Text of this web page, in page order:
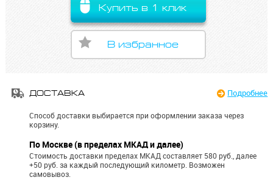
Купить в 1 клик
В избранное
ДОСТАВКА Подробнее
Способ доставки выбирается при оформлении заказа через
корзину.
По Москве (в пределах МКАД и далее)
Стоимость доставки пределах МКАД составляет 580 руб., далее
+50 руб. за каждый последующий километр. Возможен
самовывоз.